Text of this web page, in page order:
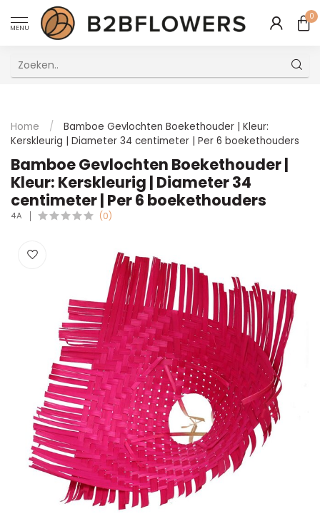
MENU
0
Home /
Bamboe Gevlochten Boekethouder | Kleur:
Kerskleurig | Diameter 34 centimeter | Per 6 boekethouders
Bamboe Gevlochten Boekethouder |
Kleur: Kerskleurig | Diameter 34
centimeter | Per 6 boekethouders
4A (0)